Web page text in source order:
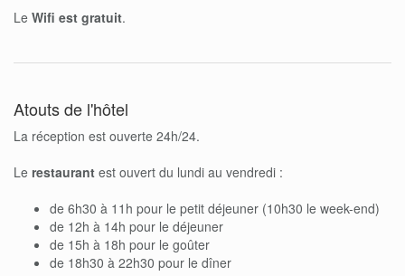
Le Wifi est gratuit.
Atouts de l'hôtel
La réception est ouverte 24h/24.
Le restaurant est ouvert du lundi au vendredi :
de 6h30 à 11h pour le petit déjeuner (10h30 le week-end)
de 12h à 14h pour le déjeuner
de 15h à 18h pour le goûter
de 18h30 à 22h30 pour le dîner